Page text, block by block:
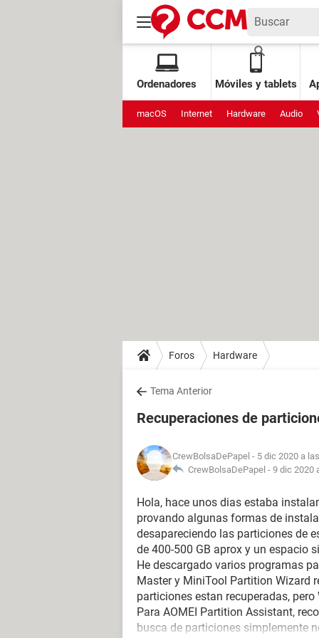
Ordenadores Móviles y tablets
macOS Internet Hardware Audio
Foros Hardware
Tema Anterior
Recuperaciones de
CrewBolsaDePapel - 5 dic 2020 a
CrewBolsaDePapel - 9 dic 2020
Hola, hace unos dias estaba
provando algunas formas de
desapareciendo las particiones de
de 400-500 GB aprox y un espacio
He descargado varios programas
Master y MiniTool Partition Wizard
particiones estan recuperadas,
Para AOMEI Partition Assistant,
busca de particiones simplemente